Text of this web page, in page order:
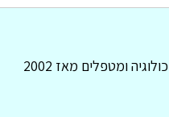
ומטפלים מאז 2002